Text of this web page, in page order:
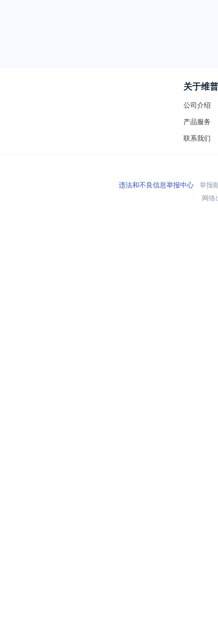
关于维普
公司介绍
产品服务
联系我们
违法和不良信息举报中心举报
网